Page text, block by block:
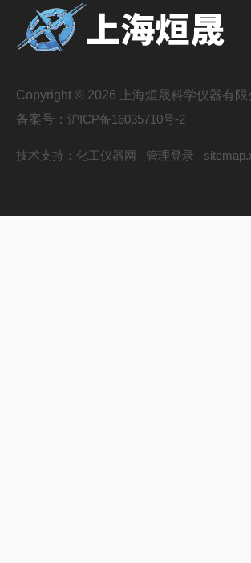
Copyright © 2026 上海烜晟科学仪器有
备案号： 沪ICP备16035710号-2
技术支持： 化工仪器网 管理登录